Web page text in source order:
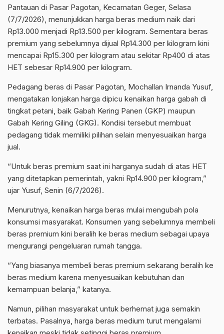
Pantauan di Pasar Pagotan, Kecamatan Geger, Selasa
(7/7/2026), menunjukkan harga beras medium naik dari
Rp13.000 menjadi Rp13.500 per kilogram. Sementara beras
premium yang sebelumnya dijual Rp14.300 per kilogram kini
mencapai Rp15.300 per kilogram atau sekitar Rp400 di atas
HET sebesar Rp14.900 per kilogram.
Pedagang beras di Pasar Pagotan, Mochallan Irnanda Yusuf,
mengatakan lonjakan harga dipicu kenaikan harga gabah di
tingkat petani, baik Gabah Kering Panen (GKP) maupun
Gabah Kering Giling (GKG). Kondisi tersebut membuat
pedagang tidak memiliki pilihan selain menyesuaikan harga
jual.
“Untuk beras premium saat ini harganya sudah di atas HET
yang ditetapkan pemerintah, yakni Rp14.900 per kilogram,”
ujar Yusuf, Senin (6/7/2026).
Menurutnya, kenaikan harga beras mulai mengubah pola
konsumsi masyarakat. Konsumen yang sebelumnya membeli
beras premium kini beralih ke beras medium sebagai upaya
mengurangi pengeluaran rumah tangga.
“Yang biasanya membeli beras premium sekarang beralih ke
beras medium karena menyesuaikan kebutuhan dan
kemampuan belanja,” katanya.
Namun, pilihan masyarakat untuk berhemat juga semakin
terbatas. Pasalnya, harga beras medium turut mengalami